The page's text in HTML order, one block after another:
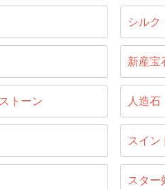
シルク
新産宝
トーン 人造石
スイン
スター